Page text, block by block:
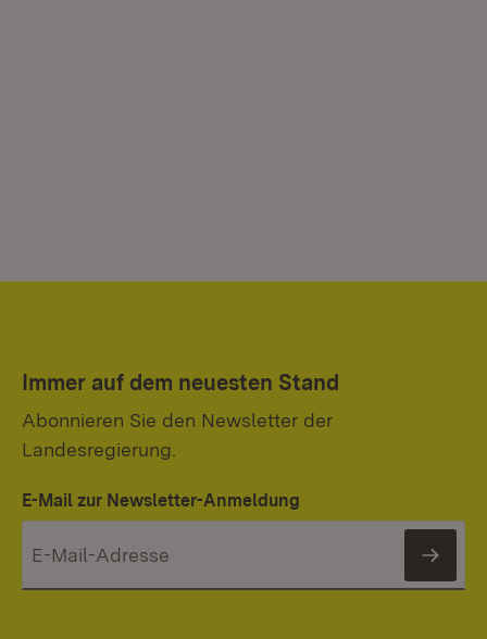
Immer auf dem neuesten Stand
Abonnieren Sie den Newsletter der
Landesregierung.
E-Mail zur Newsletter-Anmeldung